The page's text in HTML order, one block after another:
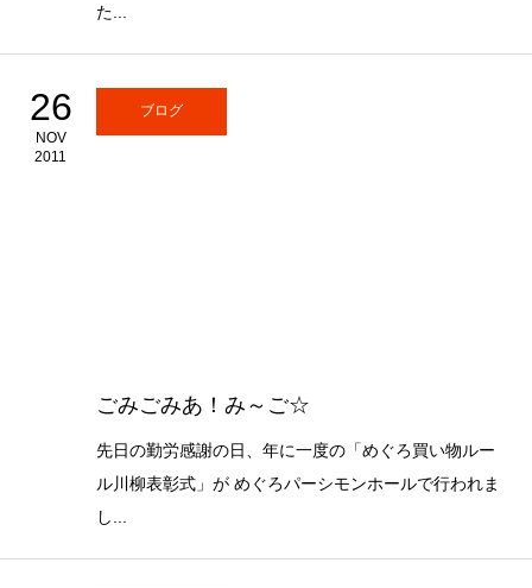
た...
26
NOV
2011
ブログ
ごみごみあ！み～ご☆
先日の勤労感謝の日、年に一度の「めぐろ買い物ルー
ル川柳表彰式」が めぐろパーシモンホールで行われま
し...